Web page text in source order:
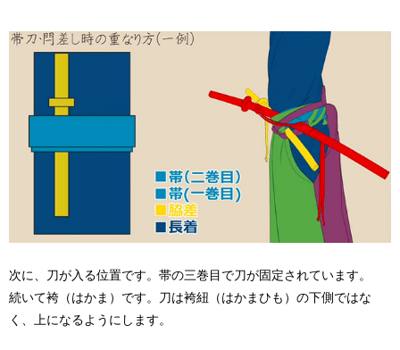
次に、刀が入る位置です。帯の三巻目で刀が固定されています。
続いて袴（はかま）です。刀は袴紐（はかまひも）の下側ではな
く、上になるようにします。